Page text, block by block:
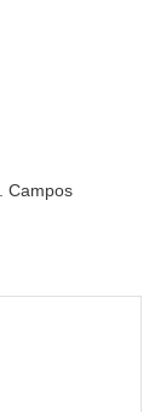
Campos